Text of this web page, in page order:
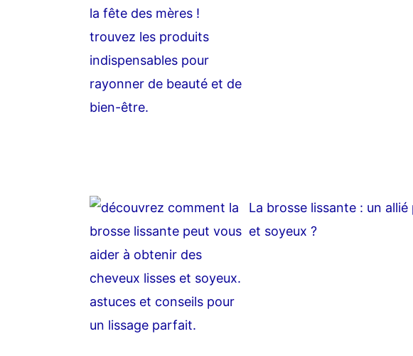
La brosse lissante : un
et soyeux ?